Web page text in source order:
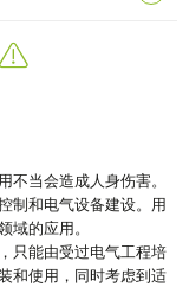
不当会造成人身伤害。
制和电气设备建设。用
域的应用。
只能由受过电气工程培
和使用，同时考虑到适